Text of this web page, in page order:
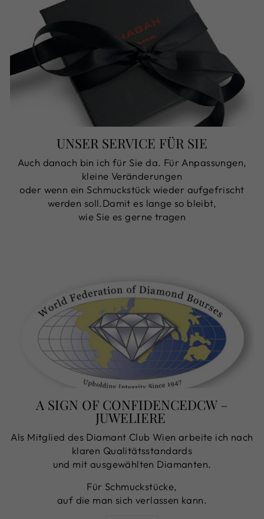
UNSER SERVICE FÜR SIE
Auch danach bin ich für Sie da. Für Anpassungen,
kleine Veränderungen
oder wenn ein Schmuckstück wieder aufgefrischt
werden soll.Damit es lange so bleibt,
wie Sie es gerne tragen
A SIGN OF CONFIDENCEDCW –
JUWELIERE
Als Mitglied des Diamant Club Wien arbeite ich nach
klaren Qualitätsstandards
und mit ausgewählten Diamanten.
Für Schmuckstücke,
auf die man sich verlassen kann.